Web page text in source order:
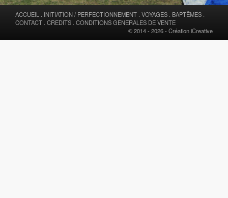
ACCUEIL INITIATION / PERFECTIONNEMENT VOYAGES BAPTÊMES
CONTACT CREDITS CONDITIONS GENERALES DE VENTE
© 2014 - 2026 - Création iCreative